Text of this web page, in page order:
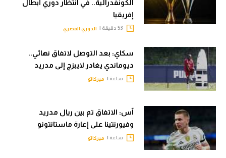
الكونفدرالية.. في انتظار دوري أبطال
إفريقيا
الدوري المصري
سكاي: بعد التوصل لاتفاق نهائي..
ديوماندي يغادر لايبزج إلى مدريد
ساعة | ميركاتو
آس: الاتفاق تم بين ريال مدريد
وفيورنتينا على إعارة ماستانتونو
ساعة | ميركاتو